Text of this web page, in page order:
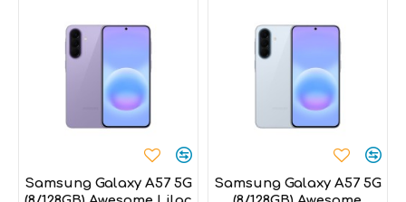
Samsung Galaxy A57 5G
Samsung Galaxy A57 5G